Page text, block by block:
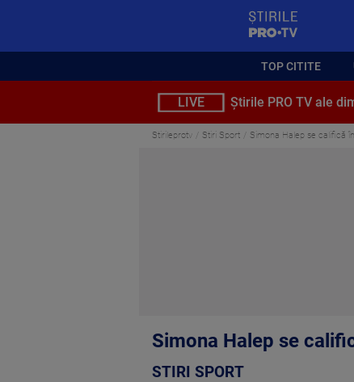
TOP CITITE
LIVE Știrile PRO TV ale
Stirileprotv Stiri Sport Simona Halep se califică
Simona Halep se
STIRI SPORT